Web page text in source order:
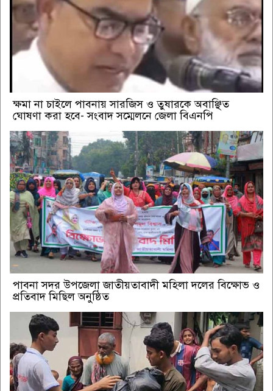
ক্ষমা না চাইলে পাবনায় সারজিস ও তুষারকে অবাঞ্ছিত
ঘোষণা করা হবে- সংবাদ সম্মেলনে জেলা বিএনপি
পাবনা সদর উপজেলা জাতীয়তাবাদী মহিলা দলের বিক্ষোভ ও
প্রতিবাদ মিছিল অনুষ্ঠিত